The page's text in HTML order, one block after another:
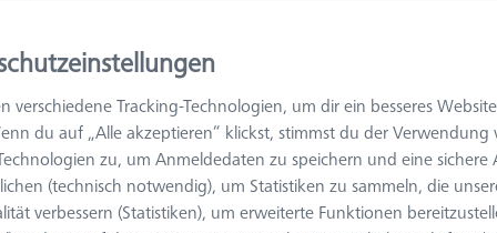
hervorzuheben ist die Schnellverbindung für verstellbare
der ein rasterunabhängiges Positionieren der Verstellquader mit
ist, bleibt die Flexibilität erhalten, was eine schnelle
machen die Schnellverbindungen zu einem
in verschiedenen Anwendungen.
verschiedene Tracking-Technologien, um dir ein besseres
du auf „Alle akzeptieren“ klickst, stimmst du der Verwendung
zu, um Anmeldedaten zu speichern und eine sichere
(technisch notwendig), um Statistiken zu sammeln, die
verbessern (Statistiken), um erweiterte Funktionen